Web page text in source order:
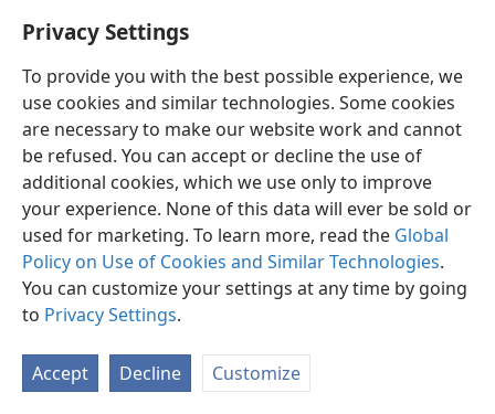
Privacy Settings
To provide you with the best possible experience, we
use cookies and similar technologies. Some cookies
are necessary to make our website work and cannot
be refused. You can accept or decline the use of
additional cookies, which we use only to improve
your experience. None of this data will ever be sold or
used for marketing. To learn more, read the Global
Policy on Use of Cookies and Similar Technologies.
You can customize your settings at any time by going
to Privacy Settings.
Accept Decline Customize
Copyright© 2026 Watch Tower Bible and Tract Society of Pennsylvania
Настройки конфиденциальности
JW.ORG Войти